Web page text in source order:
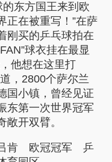
东方国王来到欧
正在被重写！”在萨
刚买的乒乓球拍在
球衣挂在最显
他想在这里打
，2800个萨尔兰
国小镇，曾经见证
东第一次世界冠军
敞开双臂。
肯 欧冠冠军
乒